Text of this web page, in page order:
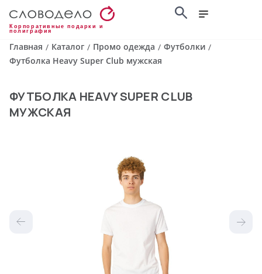
Корпоративные подарки и
полиграфия
Главная / Каталог / Промо одежда / Футболки /
Футболка Heavy Super Club мужская
ФУТБОЛКА HEAVY SUPER CLUB
МУЖСКАЯ